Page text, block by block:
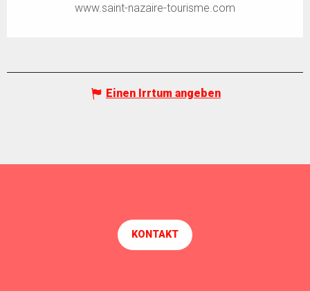
www.saint-nazaire-tourisme.com
Einen Irrtum angeben
KONTAKT